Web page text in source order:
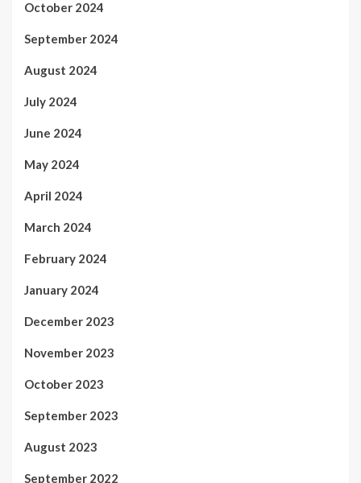
October 2024
September 2024
August 2024
July 2024
June 2024
May 2024
April 2024
March 2024
February 2024
January 2024
December 2023
November 2023
October 2023
September 2023
August 2023
September 2022